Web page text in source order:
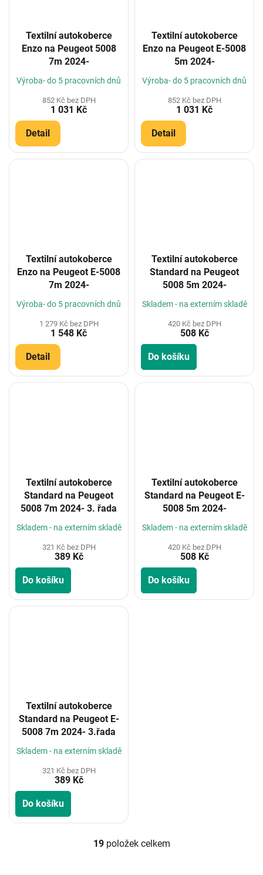
Textilní autokoberce
Enzo na Peugeot 5008
7m 2024-
Výroba- do 5 pracovních dnů
852 Kč bez DPH
1 031 Kč
Detail
Textilní autokoberce
Enzo na Peugeot E-5008
5m 2024-
Výroba- do 5 pracovních dnů
852 Kč bez DPH
1 031 Kč
Detail
Textilní autokoberce
Enzo na Peugeot E-5008
7m 2024-
Výroba- do 5 pracovních dnů
1 279 Kč bez DPH
1 548 Kč
Detail
Textilní autokoberce
Standard na Peugeot
5008 5m 2024-
Skladem - na externím skladě
420 Kč bez DPH
508 Kč
Do košíku
Textilní autokoberce
Standard na Peugeot
5008 7m 2024- 3. řada
Skladem - na externím skladě
321 Kč bez DPH
389 Kč
Do košíku
Textilní autokoberce
Standard na Peugeot E-
5008 5m 2024-
Skladem - na externím skladě
420 Kč bez DPH
508 Kč
Do košíku
Textilní autokoberce
Standard na Peugeot E-
5008 7m 2024- 3.řada
Skladem - na externím skladě
321 Kč bez DPH
389 Kč
Do košíku
O
19položek celkem